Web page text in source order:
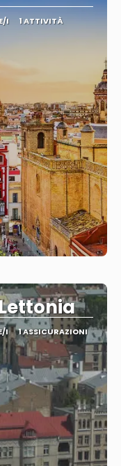
I 1 ATTIVITÀ
I 1 ASSICURAZIONI